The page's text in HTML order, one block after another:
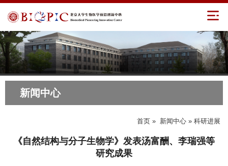
新闻中心
首页 » 新闻中心 » 科研进展
《自然结构与分子生物学》发表汤富酬、李瑞强等
研究成果